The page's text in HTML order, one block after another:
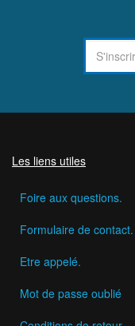
Les liens utiles
Foire aux questions.
Formulaire de contact.
Etre appelé.
Mot de passe oublié